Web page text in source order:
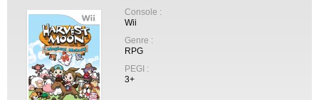
Console :
Wii
Genre :
RPG
PEGI :
3+